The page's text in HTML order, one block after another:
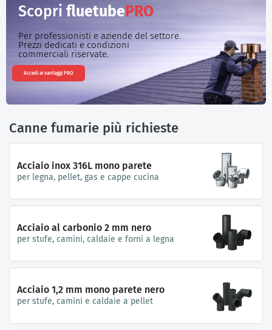
Scopri fluetubePRO
Per professionisti e aziende del settore.
Prezzi dedicati e condizioni
commerciali riservate.
Accedi ai vantaggi PRO
Canne fumarie più richieste
Acciaio inox 316L mono parete
per legna, pellet, gas e cappe cucina
Acciaio al carbonio 2 mm nero
per stufe, camini, caldaie e forni a legna
Acciaio 1,2 mm mono parete nero
per stufe, camini e caldaie a pellet